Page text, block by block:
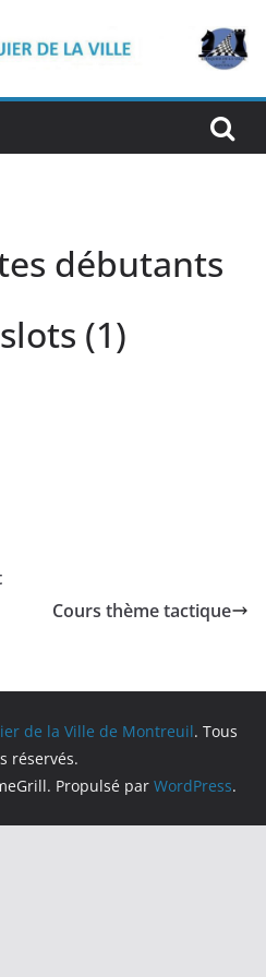
débutants
(1)
Cours thème tactique
de la Ville de Montreuil. Tous
réservés.
Propulsé par WordPress.